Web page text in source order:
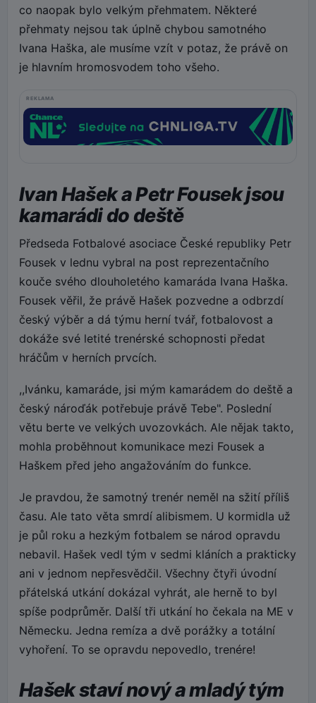
co naopak bylo velkým přehmatem. Některé
přehmaty nejsou tak úplně chybou samotného
Ivana Haška, ale musíme vzít v potaz, že právě on
je hlavním hromosvodem toho všeho.
REKLAMA
Ivan Hašek a Petr Fousek jsou
kamarádi do deště
Předseda Fotbalové asociace České republiky Petr
Fousek v lednu vybral na post reprezentačního
kouče svého dlouholetého kamaráda Ivana Haška.
Fousek věřil, že právě Hašek pozvedne a odbrzdí
český výběr a dá týmu herní tvář, fotbalovost a
dokáže své letité trenérské schopnosti předat
hráčům v herních prvcích.
,,Ivánku, kamaráde, jsi mým kamarádem do deště a
český nároďák potřebuje právě Tebe". Poslední
větu berte ve velkých uvozovkách. Ale nějak takto,
mohla proběhnout komunikace mezi Fousek a
Haškem před jeho angažováním do funkce.
Je pravdou, že samotný trenér neměl na sžití příliš
času. Ale tato věta smrdí alibismem. U kormidla už
je půl roku a hezkým fotbalem se národ opravdu
nebavil. Hašek vedl tým v sedmi kláních a prakticky
ani v jednom nepřesvědčil. Všechny čtyři úvodní
přátelská utkání dokázal vyhrát, ale herně to byl
spíše podprůměr. Další tři utkání ho čekala na ME v
Německu. Jedna remíza a dvě porážky a totální
vyhoření. To se opravdu nepovedlo, trenére!
Hašek staví nový a mladý tým